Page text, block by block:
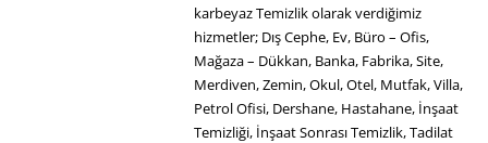
karbeyaz Temizlik olarak verdiğimiz
hizmetler; Dış Cephe, Ev, Büro – Ofis,
Mağaza – Dükkan, Banka, Fabrika, Site,
Merdiven, Zemin, Okul, Otel, Mutfak, Villa,
Petrol Ofisi, Dershane, Hastahane, İnşaat
Temizliği, İnşaat Sonrası Temizlik, Tadilat